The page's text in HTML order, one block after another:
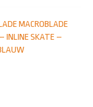
MACROBLADE
INLINE SKATE –